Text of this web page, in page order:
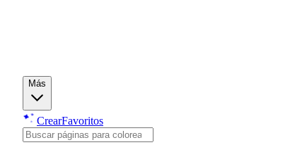
Más
CrearFavoritos